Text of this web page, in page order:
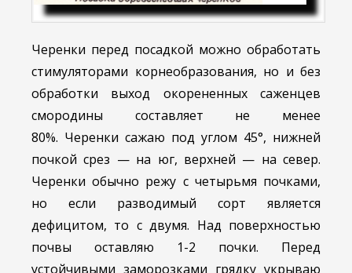
Черенки перед посадкой можно обработать
стимуляторами корнеобразования, но и без
обработки выход окорененных саженцев
смородины составляет не менее
80%. Черенки сажаю под углом 45°, нижней
почкой срез — на юг, верхней — на север.
Черенки обычно режу с четырьмя почками,
но если разводимый сорт является
дефицитом, то с двумя. Над поверхностью
почвы оставляю 1-2 почки. Перед
устойчивыми заморозками грядку укрываю